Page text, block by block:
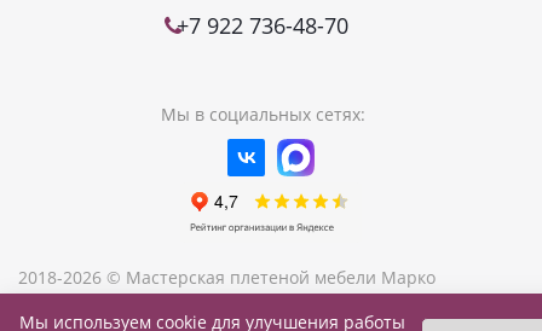
+7 922 736-48-70
Мы в социальных сетях:
2018-2026 © Мастерская плетеной мебели Марко
Мы используем cookie для улучшения работы